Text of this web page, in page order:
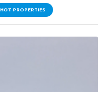
HOT PROPERTIES